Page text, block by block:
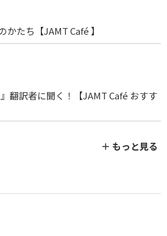
かたち【JAMT Café 】
翻訳者に聞く！【JAMT Café おすす
＋ もっと見る